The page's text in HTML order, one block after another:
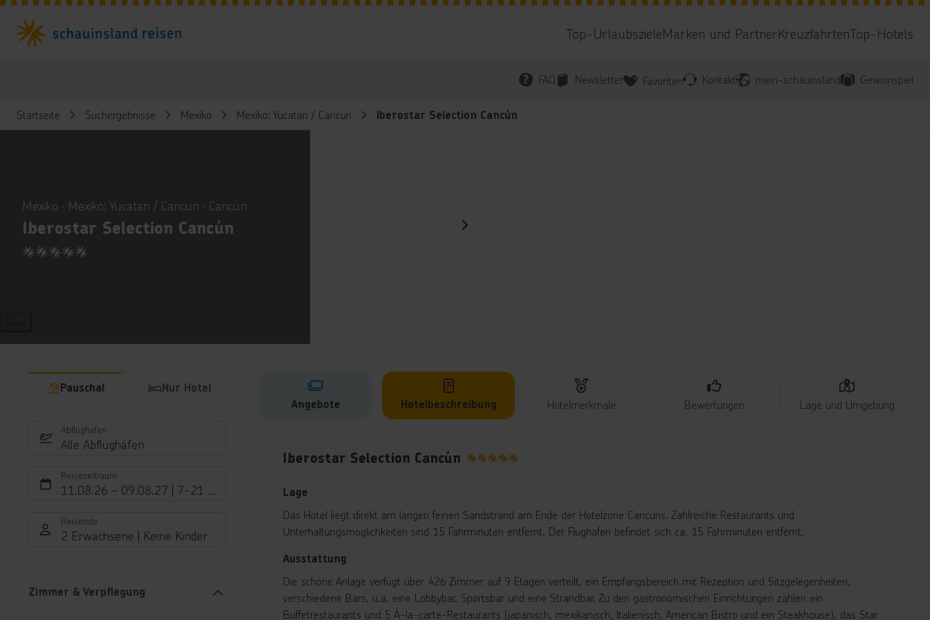
Top-UrlaubszieleMarken und PartnerKreuzfahrtenTop-Hotels
FAQ Newsletter Favoriten Kontakt mein-schauinsland Gewinnspiel
Startseite Suchergebnisse Mexiko Mexiko: Yucatan / Cancun Iberostar Selection Cancún
Mexiko ∙ Mexiko: Yucatan / Cancun ∙ Cancún
Iberostar Selection Cancún
5
Pauschal Nur Hotel
Abflughafen
Alle Abflughäfen
Reisezeitraum
11.08.26 – 09.08.27 7-21 Nächte
Reisende
2 Erwachsene Keine Kinder
Zimmer & Verpflegung
Angebote Hotelbeschreibung Hotelmerkmale Bewertungen Lage und Umgebung
Iberostar Selection Cancún
Lage
Das Hotel liegt direkt am langen feinen Sandstrand am Ende der Hotelzone Cancuns. Zahlreiche Restaurants und
Unterhaltungsmöglichkeiten sind 15 Fahrminuten entfernt. Der Flughafen befindet sich ca. 15 Fahrminuten entfernt.
Ausstattung
Die schöne Anlage verfügt über 426 Zimmer auf 9 Etagen verteilt, ein Empfangsbereich mit Rezeption und Sitzgelegenheiten,
verschiedene Bars, u.a. eine Lobbybar, Sportsbar und eine Strandbar. Zu den gastronomischen Einrichtungen zählen ein
Buffetrestaurants und 5 À-la-carte-Restaurants (japanisch, mexikanisch, Italienisch, American Bistro und ein Steakhouse), das Star